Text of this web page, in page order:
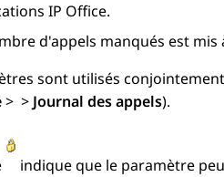
IP Office.
d'appels manqués est
sont utilisés
> > Journal des appels).
indique que le paramètre